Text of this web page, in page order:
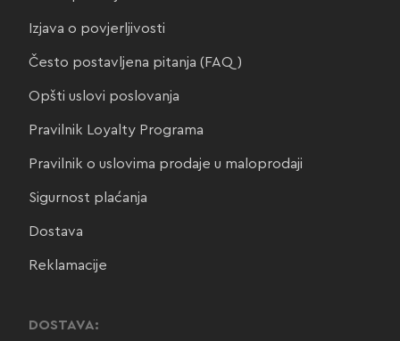
Izjava o povjerljivosti
Često postavljena pitanja (FAQ)
Opšti uslovi poslovanja
Pravilnik Loyalty Programa
Pravilnik o uslovima prodaje u maloprodaji
Sigurnost plaćanja
Dostava
Reklamacije
DOSTAVA: